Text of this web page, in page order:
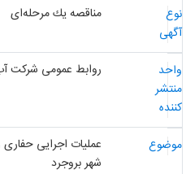
مناقصه یك مرحله‌ای
روابط عمومی شرکت
شهر بروجرد